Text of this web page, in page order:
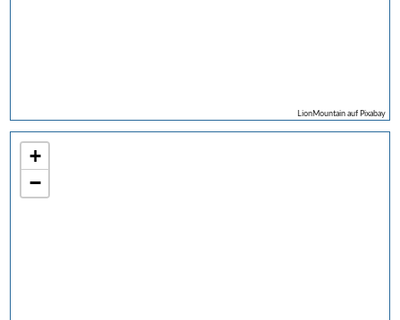
LionMountain auf Pixabay
+
−